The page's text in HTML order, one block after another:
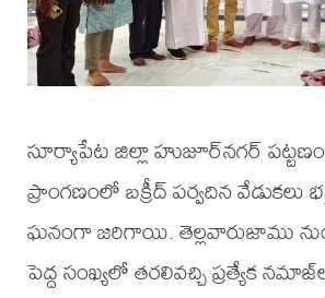
సూర్యాపేట జిల్లా హుజూర్‌నగర్
ప్రాంగణంలో బక్రీద్ పర్వదిన వేడుకలు
ఘనంగా జరిగాయి. తెల్లవారుజాము
పెద్ద సంఖ్యలో తరలివచ్చి ప్రత్యేక